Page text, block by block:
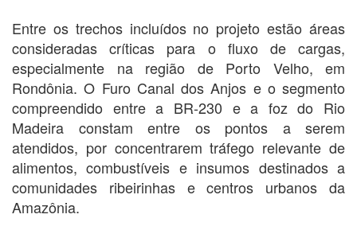
Entre os trechos incluídos no projeto estão áreas
consideradas críticas para o fluxo de cargas,
especialmente na região de Porto Velho, em
Rondônia. O Furo Canal dos Anjos e o segmento
compreendido entre a BR-230 e a foz do Rio
Madeira constam entre os pontos a serem
atendidos, por concentrarem tráfego relevante de
alimentos, combustíveis e insumos destinados a
comunidades ribeirinhas e centros urbanos da
Amazônia.